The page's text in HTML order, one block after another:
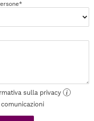
sulla privacy
i